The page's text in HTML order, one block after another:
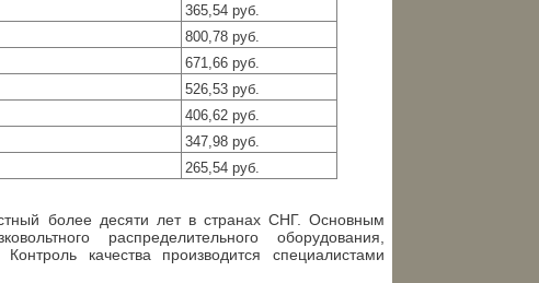
365,54 руб.
800,78 руб.
671,66 руб.
526,53 руб.
406,62 руб.
347,98 руб.
265,54 руб.
более десяти лет в странах СНГ. Основным
распределительного оборудования,
качества производится специалистами